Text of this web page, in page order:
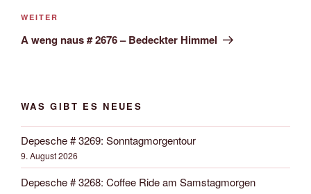
Nächster
Beitrag
WEITER
A weng naus # 2676 – Bedeckter Himmel
WAS GIBT ES NEUES
Depesche # 3269: Sonntagmorgentour
9. August 2026
Depesche # 3268: Coffee Ride am Samstagmorgen